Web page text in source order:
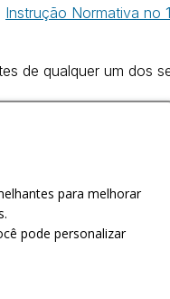
Instrução Normativa no
de qualquer um dos
ou pessoas indígenas,
pessoas com
e comunidade de
para melhorar
pode personalizar